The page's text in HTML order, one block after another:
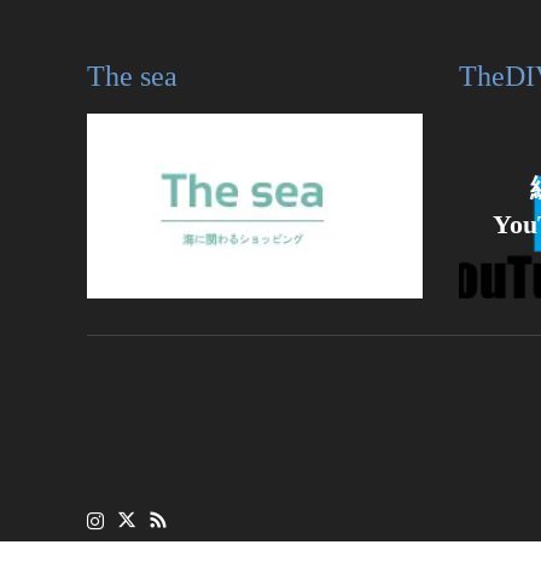
The sea